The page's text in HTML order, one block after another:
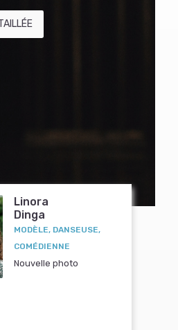
Linora
Dinga
MODÈLE, DANSEUSE,
COMÉDIENNE
Nouvelle photo